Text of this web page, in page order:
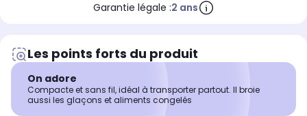
Garantie légale :2 ans
Les points forts du produit
On adore
Compacte et sans fil, idéal à transporter partout. Il broie
aussi les glaçons et aliments congelés